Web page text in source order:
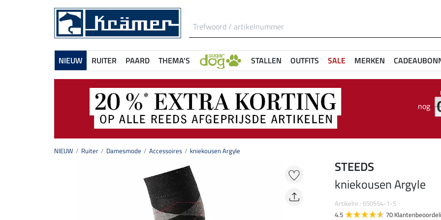
NIEUW RUITER PAARD THEMA'S STALLEN OUTFITS SALE MERKEN
nog
NIEUW Ruiter Damesmode Accessoires kniekousen Argyle
STEEDS
kniekousen Argyle
Artikelnr.: 650554-1-S
4.5
70